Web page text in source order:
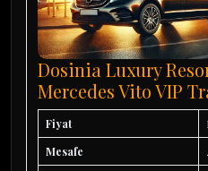
Dosinia Luxury
Mercedes Vito VIP
Fiyat
Mesafe